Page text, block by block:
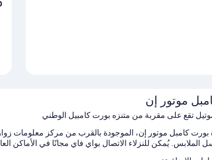
موتور إن
تقع على مقربة من متنزه بورت كامبيل الوطني
بورت كامبل موتور إن، الموجودة بالقرب من مركز معلومات
الملابس. يُمكن للنزلاء الاتصال بواي فاي مجانًا في الأماكن